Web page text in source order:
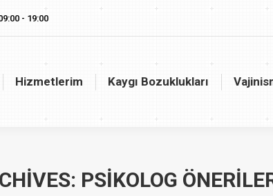
- 19:00
Hizmetlerim Kaygı Bozuklukları
PSIKOLOG